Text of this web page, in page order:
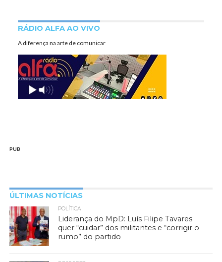
RÁDIO ALFA AO VIVO
A diferença na arte de comunicar
PUB
ÚLTIMAS NOTÍCIAS
POLÍTICA
Liderança do MpD: Luís Filipe Tavares
quer “cuidar” dos militantes e “corrigir o
rumo” do partido